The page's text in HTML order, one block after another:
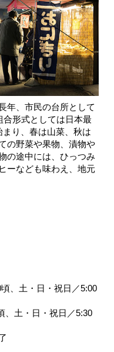
年、市民の台所として
合形式としては日本最
り、春は山菜、秋は
の野菜や果物、漬物や
の途中には、ひっつみ
ーなども味わえ、地元
、土・日・祝日／5:00
、土・日・祝日／5:30